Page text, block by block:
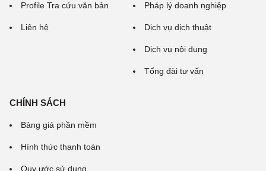
Profile Tra cứu văn bản
Liên hệ
Pháp lý doanh nghiệp
Dịch vụ dịch thuật
Dịch vụ nội dung
Tổng đài tư vấn
CHÍNH SÁCH
Bảng giá phần mềm
Hình thức thanh toán
Quy ước sử dụng